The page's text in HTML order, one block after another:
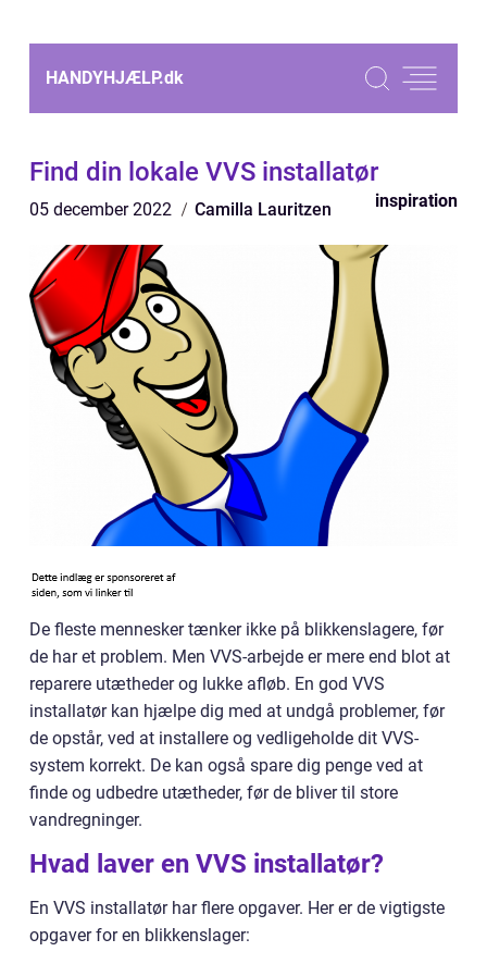
HANDYHJÆLP.dk
Find din lokale VVS installatør
05 december 2022 Camilla Lauritzen inspiration
De fleste mennesker tænker ikke på blikkenslagere, før
de har et problem. Men VVS-arbejde er mere end blot at
reparere utætheder og lukke afløb. En god VVS
installatør kan hjælpe dig med at undgå problemer, før
de opstår, ved at installere og vedligeholde dit VVS-
system korrekt. De kan også spare dig penge ved at
finde og udbedre utætheder, før de bliver til store
vandregninger.
Hvad laver en VVS installatør?
En VVS installatør har flere opgaver. Her er de vigtigste
opgaver for en blikkenslager: